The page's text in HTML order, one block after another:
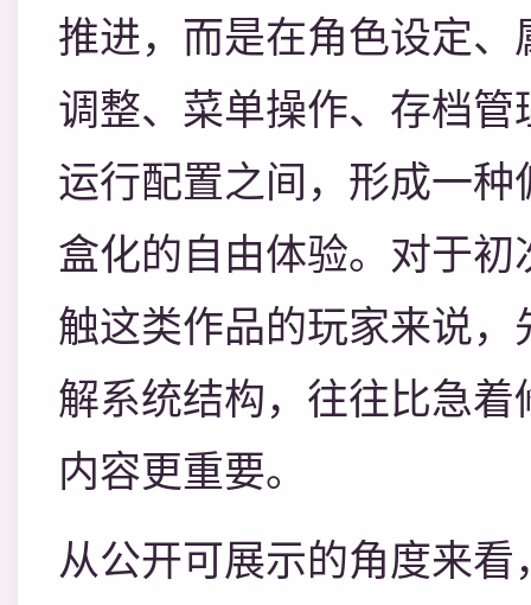
推进，而是在角色设定、
调整、菜单操作、存档管
运行配置之间，形成一种
盒化的自由体验。对于初
触这类作品的玩家来说，
解系统结构，往往比急着
内容更重要。
从公开可展示的角度来看